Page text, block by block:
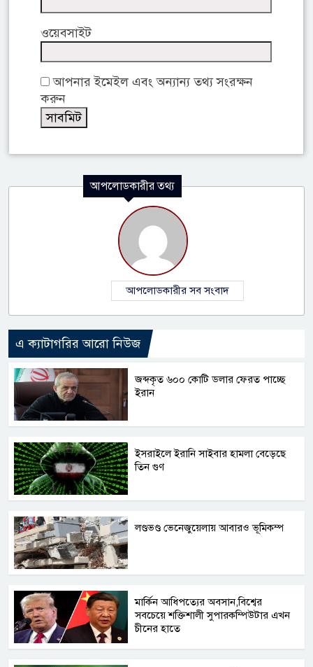
ওয়েবসাইট
আপনার ইমেইল এবং অন্যান্য তথ্য সংরক্ষন
করুন
আপলোডকারীর তথ্য
আপলোডকারীর সব সংবাদ
এ ক্যাটাগরির আরো নিউজ
জব্দকৃত ৬০০ কোটি ডলার ফেরত পাচ্ছে
ইরান
ইসরাইলে ইরানি সাইবার হামলা বেড়েছে
তিন গুণ
লণ্ডভণ্ড ভেনেজুয়েলায় আবারও ভূমিকম্প
মার্কিন আধিপত্যের অবসান,বিশ্বের
সবচেয়ে শক্তিশালী সুপারকম্পিউটার এখন
চীনের হাতে